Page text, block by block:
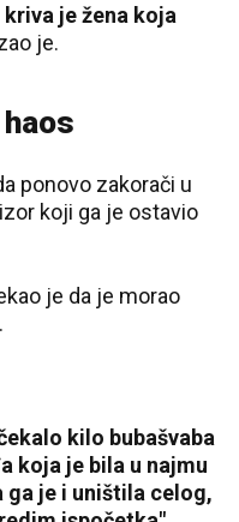
je žena koja
je.
ponovo zakorači u
koji ga je ostavio
je da je morao
kilo bubašvaba
koja je bila u najmu
ga je i uništila celog,